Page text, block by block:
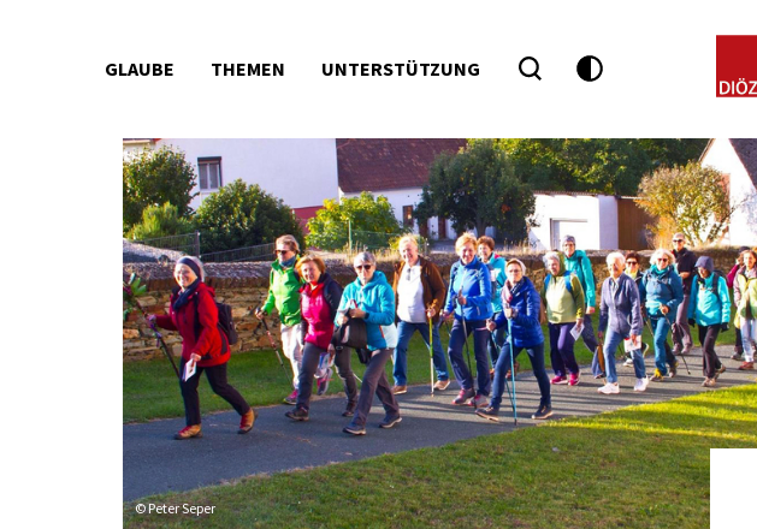
Seitenbereiche:
GLAUBE THEMEN UNTERSTÜTZUNG
© Peter Seper